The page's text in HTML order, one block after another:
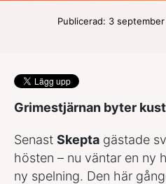
Publicerad: 3
Grimestjärnan byter
Senast Skepta gästade
hösten – nu väntar en ny
ny spelning. Den här